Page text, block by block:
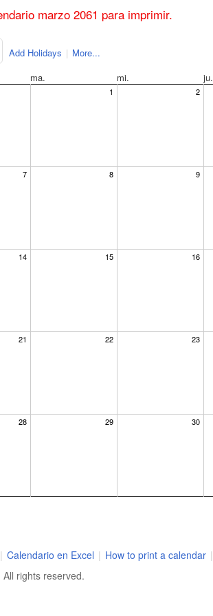
marzo 2061 para imprimir.
Add Holidays | More...
ma. mi. ju.
1 2
7 8 9
14 15 16
21 22 23
28 29 30
| Calendario en Excel | How to print a calendar |
rights reserved.